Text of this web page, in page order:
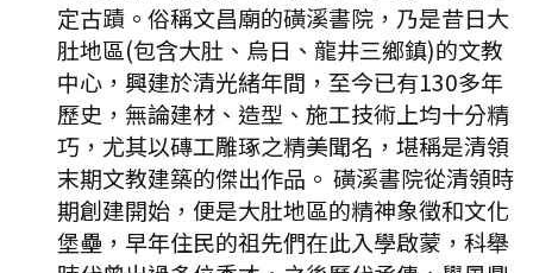
定古蹟。俗稱文昌廟的磺溪書院，乃是昔日大
肚地區(包含大肚、烏日、龍井三鄉鎮)的文教
中心，興建於清光緒年間，至今已有130多年
歷史，無論建材、造型、施工技術上均十分精
巧，尤其以磚工雕琢之精美聞名，堪稱是清領
末期文教建築的傑出作品。 磺溪書院從清領時
期創建開始，便是大肚地區的精神象徵和文化
堡壘，早年住民的祖先們在此入學啟蒙，科舉